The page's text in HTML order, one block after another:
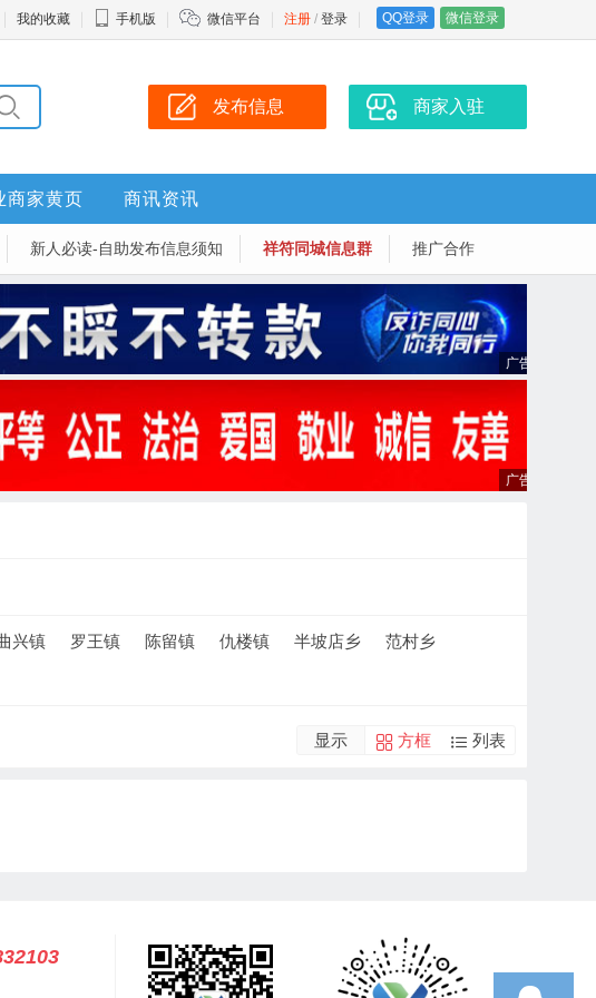
注册 / 登录 QQ登录 微信登录
我的收藏 手机版 微信平台
发布信息 商家入驻
商家黄页 商讯资讯
新人必读-自助发布信息须知 祥符同城信息群 推广合作
兴镇 罗王镇 陈留镇 仇楼镇 半坡店乡
范村乡
显示 方框 列表